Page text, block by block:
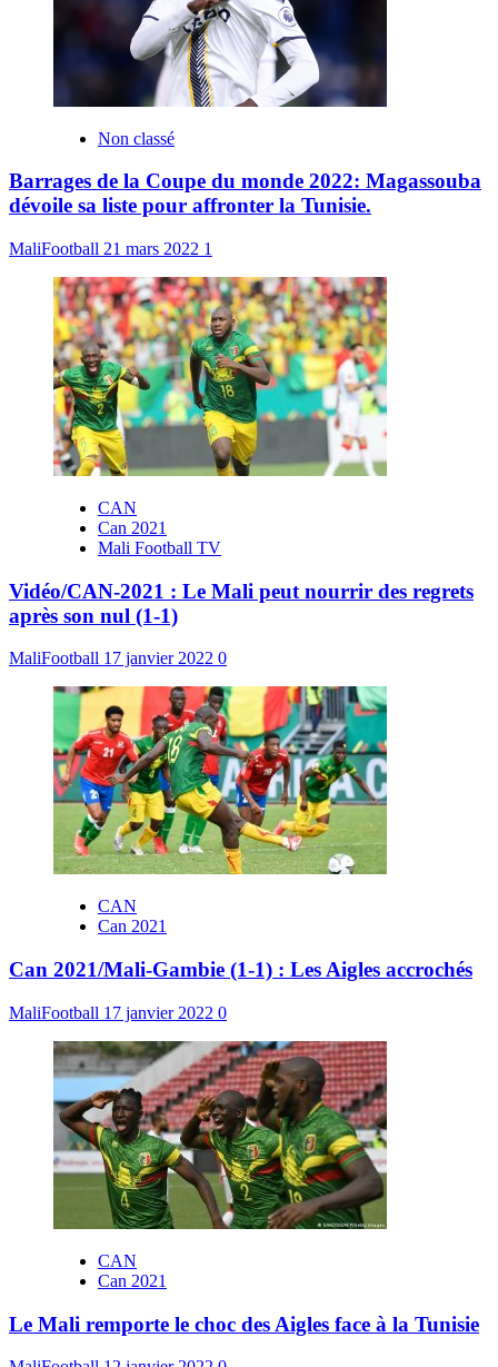
Non classé
Barrages de la Coupe du monde 2022: Magassouba
dévoile sa liste pour affronter la Tunisie.
MaliFootball 21 mars 2022 1
CAN
Can 2021
Mali Football TV
Vidéo/CAN-2021 : Le Mali peut nourrir des regrets
après son nul (1-1)
MaliFootball 17 janvier 2022 0
CAN
Can 2021
Can 2021/Mali-Gambie (1-1) : Les Aigles accrochés
MaliFootball 17 janvier 2022 0
CAN
Can 2021
Le Mali remporte le choc des Aigles face à la Tunisie